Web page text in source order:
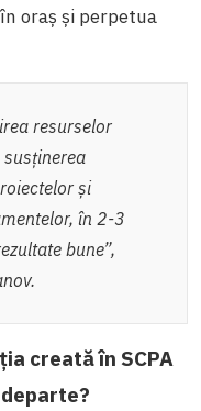
oraș și perpetua
resurselor
susținerea
și
în 2-3
bune”,
creată în SCPA